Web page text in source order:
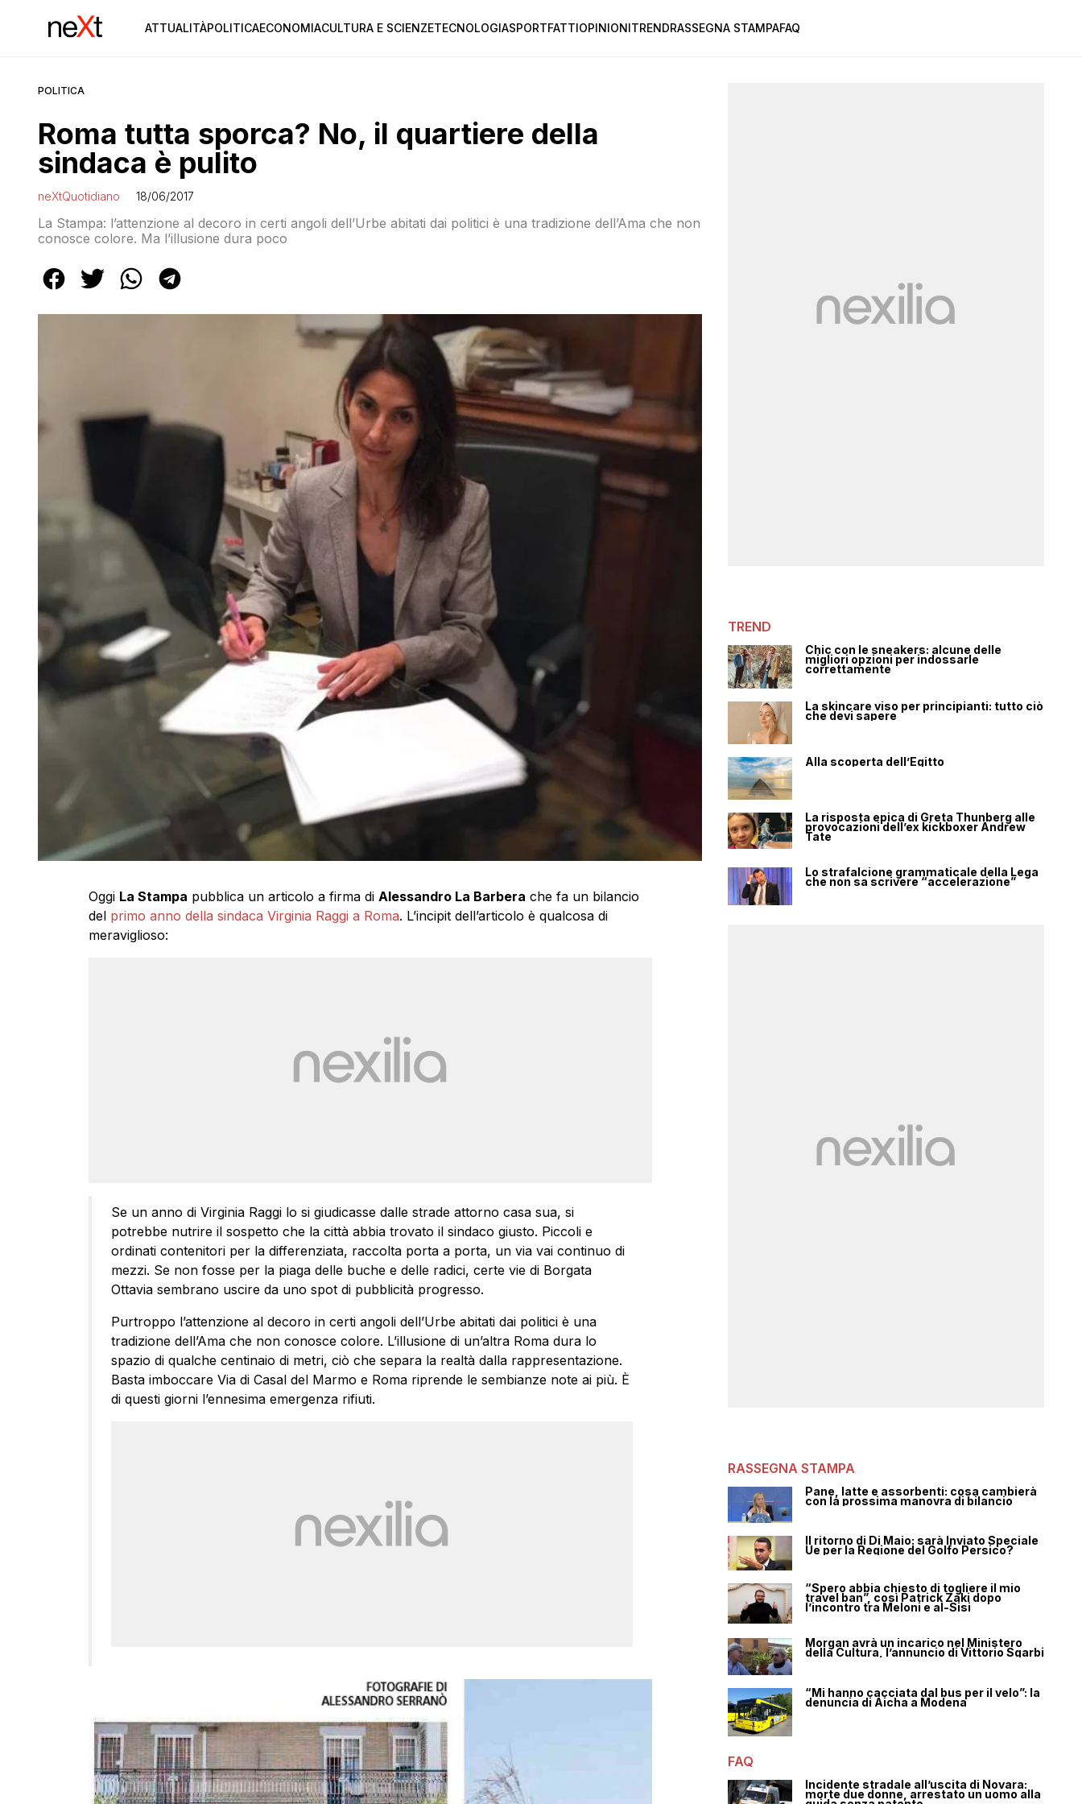
ATTUALITÀPOLITICAECONOMIACULTURA E SCIENZETECNOLOGIASPORTFATTIOPINIONITRENDRASSEGNA STAMPAFAQ
POLITICA
Roma tutta sporca? No, il quartiere della
sindaca è pulito
neXtQuotidiano 18/06/2017
La Stampa: l’attenzione al decoro in certi angoli dell’Urbe abitati dai politici è una tradizione dell’Ama che non
conosce colore. Ma l’illusione dura poco
Oggi La Stampa pubblica un articolo a firma di Alessandro La Barbera che fa un bilancio
del primo anno della sindaca Virginia Raggi a Roma. L’incipit dell’articolo è qualcosa di
meraviglioso:
Se un anno di Virginia Raggi lo si giudicasse dalle strade attorno casa sua, si
potrebbe nutrire il sospetto che la città abbia trovato il sindaco giusto. Piccoli e
ordinati contenitori per la differenziata, raccolta porta a porta, un via vai continuo di
mezzi. Se non fosse per la piaga delle buche e delle radici, certe vie di Borgata
Ottavia sembrano uscire da uno spot di pubblicità progresso.
Purtroppo l’attenzione al decoro in certi angoli dell’Urbe abitati dai politici è una
tradizione dell’Ama che non conosce colore. L’illusione di un’altra Roma dura lo
spazio di qualche centinaio di metri, ciò che separa la realtà dalla rappresentazione.
Basta imboccare Via di Casal del Marmo e Roma riprende le sembianze note ai più. È
di questi giorni l’ennesima emergenza rifiuti.
TREND
Chic con le sneakers: alcune delle
migliori opzioni per indossarle
correttamente
La skincare viso per principianti: tutto ciò
che devi sapere
Alla scoperta dell’Egitto
La risposta epica di Greta Thunberg alle
provocazioni dell’ex kickboxer Andrew
Tate
Lo strafalcione grammaticale della Lega
che non sa scrivere “accelerazione”
RASSEGNA STAMPA
Pane, latte e assorbenti: cosa cambierà
con la prossima manovra di bilancio
Il ritorno di Di Maio: sarà Inviato Speciale
Ue per la Regione del Golfo Persico?
“Spero abbia chiesto di togliere il mio
travel ban”, così Patrick Zaki dopo
l’incontro tra Meloni e al-Sisi
Morgan avrà un incarico nel Ministero
della Cultura, l’annuncio di Vittorio Sgarbi
“Mi hanno cacciata dal bus per il velo”: la
denuncia di Aicha a Modena
FAQ
Incidente stradale all’uscita di Novara:
morte due donne, arrestato un uomo alla